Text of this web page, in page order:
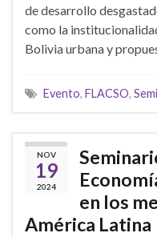
de desarrollo
como la
Bolivia urbana y
Evento, FLACSO,
NOV
19
2024
en los
América Latina